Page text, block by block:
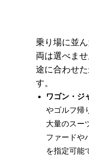
乗り場に並
両は選べま
途に合わせ
す。
ワゴン・ジ
やゴルフ帰
大量のスー
ファードや
を指定可能